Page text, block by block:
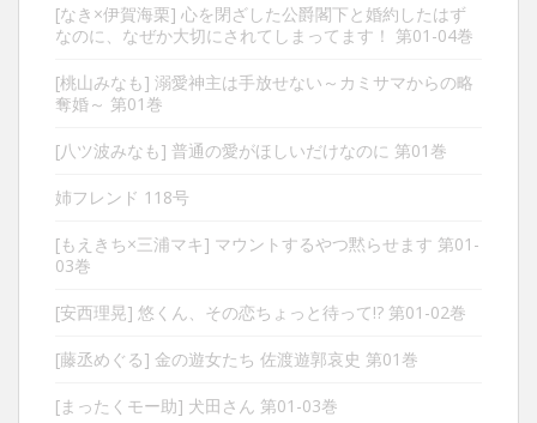
[なき×伊賀海栗] 心を閉ざした公爵閣下と婚約したはず
なのに、なぜか大切にされてしまってます！ 第01-04巻
[桃山みなも] 溺愛神主は手放せない～カミサマからの略
奪婚～ 第01巻
[八ツ波みなも] 普通の愛がほしいだけなのに 第01巻
姉フレンド 118号
[もえきち×三浦マキ] マウントするやつ黙らせます 第01-
03巻
[安西理晃] 悠くん、その恋ちょっと待って!? 第01-02巻
[藤丞めぐる] 金の遊女たち 佐渡遊郭哀史 第01巻
[まったくモー助] 犬田さん 第01-03巻